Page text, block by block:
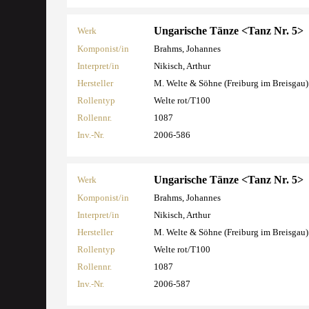
Werk Ungarische Tänze <Tanz Nr. 5>
Komponist/in
Brahms, Johannes
Interpret/in
Nikisch, Arthur
Hersteller
M. Welte & Söhne (Freiburg im Breisgau)
Rollentyp
Welte rot/T100
Rollennr.
1087
Inv.-Nr.
2006-586
Werk Ungarische Tänze <Tanz Nr. 5>
Komponist/in
Brahms, Johannes
Interpret/in
Nikisch, Arthur
Hersteller
M. Welte & Söhne (Freiburg im Breisgau)
Rollentyp
Welte rot/T100
Rollennr.
1087
Inv.-Nr.
2006-587